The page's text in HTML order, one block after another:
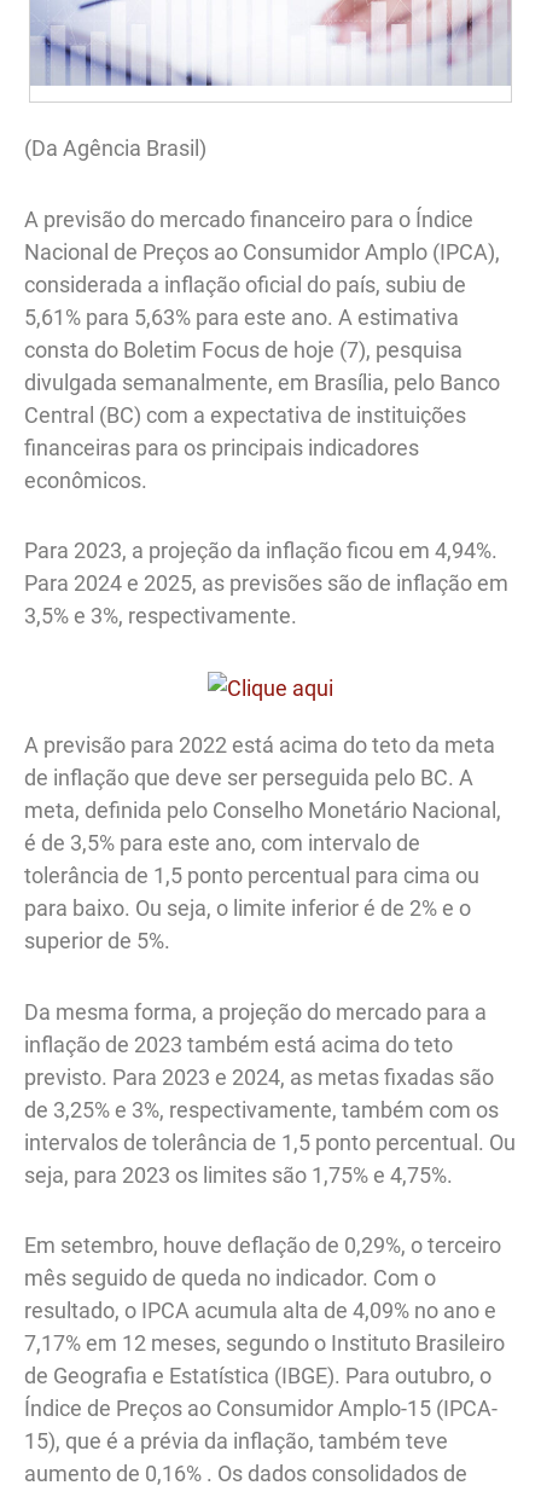
(Da Agência Brasil)
A previsão do mercado financeiro para o Índice
Nacional de Preços ao Consumidor Amplo (IPCA),
considerada a inflação oficial do país, subiu de
5,61% para 5,63% para este ano. A estimativa
consta do Boletim Focus de hoje (7), pesquisa
divulgada semanalmente, em Brasília, pelo Banco
Central (BC) com a expectativa de instituições
financeiras para os principais indicadores
econômicos.
Para 2023, a projeção da inflação ficou em 4,94%.
Para 2024 e 2025, as previsões são de inflação em
3,5% e 3%, respectivamente.
A previsão para 2022 está acima do teto da meta
de inflação que deve ser perseguida pelo BC. A
meta, definida pelo Conselho Monetário Nacional,
é de 3,5% para este ano, com intervalo de
tolerância de 1,5 ponto percentual para cima ou
para baixo. Ou seja, o limite inferior é de 2% e o
superior de 5%.
Da mesma forma, a projeção do mercado para a
inflação de 2023 também está acima do teto
previsto. Para 2023 e 2024, as metas fixadas são
de 3,25% e 3%, respectivamente, também com os
intervalos de tolerância de 1,5 ponto percentual. Ou
seja, para 2023 os limites são 1,75% e 4,75%.
Em setembro, houve deflação de 0,29%, o terceiro
mês seguido de queda no indicador. Com o
resultado, o IPCA acumula alta de 4,09% no ano e
7,17% em 12 meses, segundo o Instituto Brasileiro
de Geografia e Estatística (IBGE). Para outubro, o
Índice de Preços ao Consumidor Amplo-15 (IPCA-
15), que é a prévia da inflação, também teve
aumento de 0,16% . Os dados consolidados de